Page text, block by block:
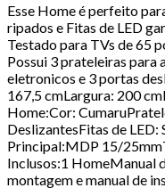
Esse Home é perfeito
ripados e Fitas de LED
Testado para TVs de 65
Possui 3 prateleiras
eletronicos e 3 portas
167,5 cmLargura: 200
Home:Cor:
DeslizantesFitas de
Principal:MDP 15/
Inclusos:1 HomeManual
montagem e manual de